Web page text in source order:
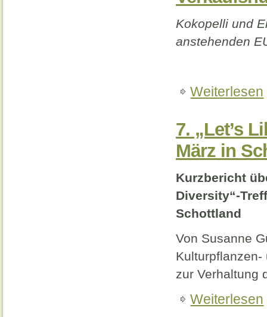
Kokopelli und
anstehenden
Weiterlesen
7. „Let’s
März in
Kurzbericht
Diversity“-
Schottland
Von Susanne
Kulturpflanzen-
zur Verhaltung
Weiterlesen